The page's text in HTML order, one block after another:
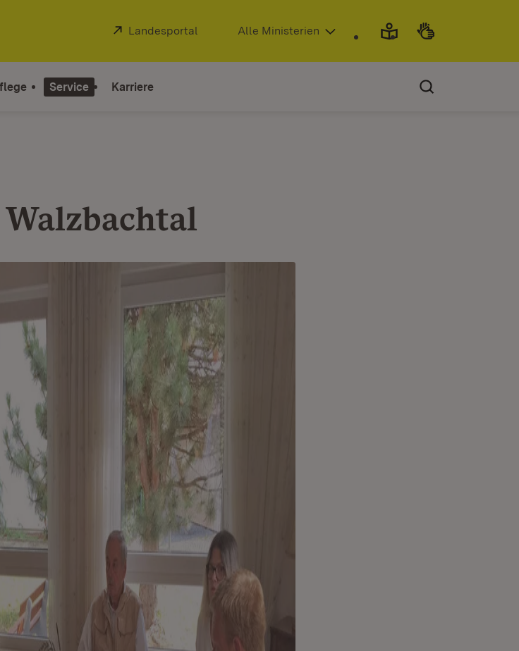
Extern:
Landesportal (Öffnet in neuem Fenster)
Alle Ministerien
Service Karriere